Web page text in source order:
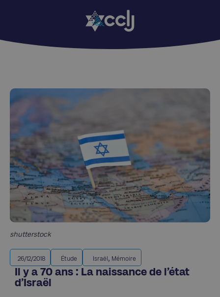
shutterstock
26/12/2018 Étude Israël, Mémoire
Il y a 70 ans : La naissance de l’état
d’Israël